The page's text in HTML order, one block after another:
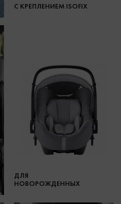
С КРЕПЛЕНИЕМ ISOFIX
ДЛЯ
НОВОРОЖДЕННЫХ